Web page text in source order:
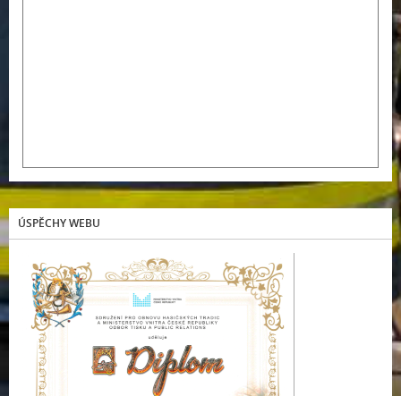
ÚSPĚCHY WEBU